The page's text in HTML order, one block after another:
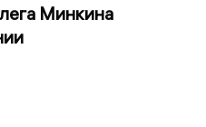
Минкина